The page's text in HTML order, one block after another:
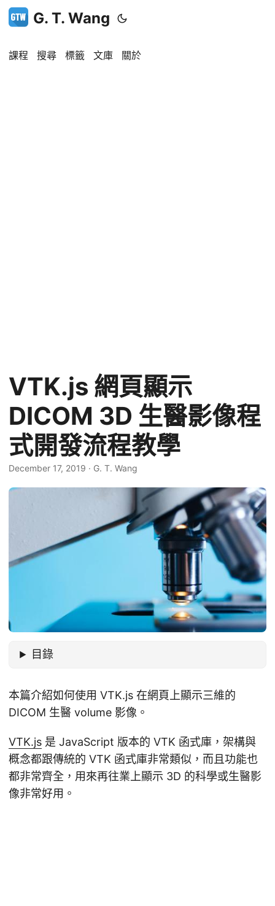
G. T. Wang
課程 搜尋 標籤 文庫 關於
VTK.js 網頁顯示
DICOM 3D 生醫影像程
式開發流程教學
December 17, 2019 · G. T. Wang
目錄
本篇介紹如何使用 VTK.js 在網頁上顯示三維的
DICOM 生醫 volume 影像。
VTK.js 是 JavaScript 版本的 VTK 函式庫，架構與
概念都跟傳統的 VTK 函式庫非常類似，而且功能也
都非常齊全，用來再往業上顯示 3D 的科學或生醫影
像非常好用。